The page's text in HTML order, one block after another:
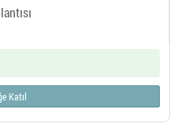
Katıl